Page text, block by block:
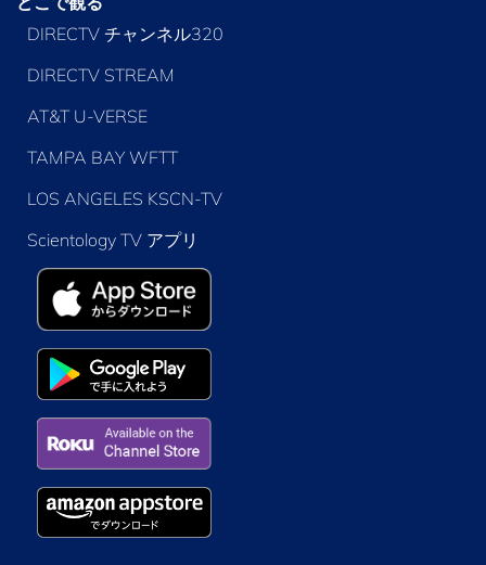
DIRECTV チャンネル320
DIRECTV STREAM
AT&T U-VERSE
TAMPA BAY WFTT
LOS ANGELES KSCN-TV
Scientology TV アプリ